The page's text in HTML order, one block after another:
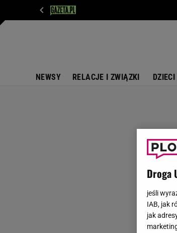
NEWSY RELACJE I ZWIĄZKI DZIECI
Droga
jeśli
IAB, jak
jak